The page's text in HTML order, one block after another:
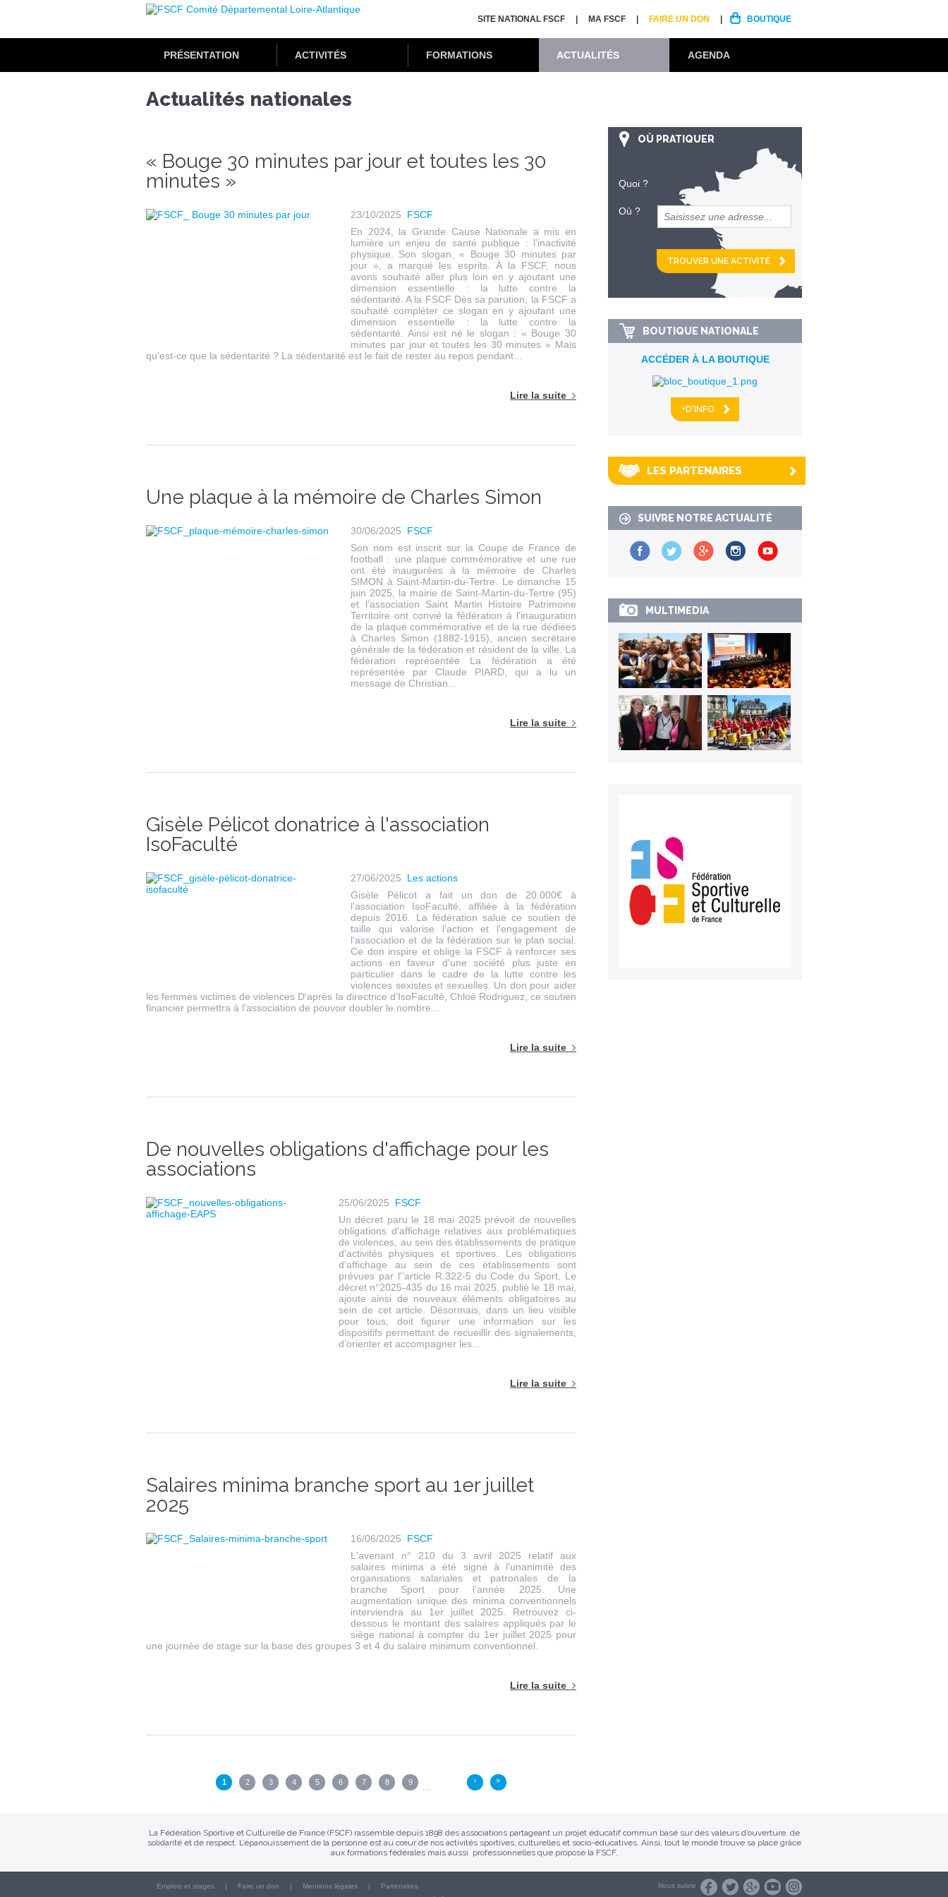
principal
SITE NATIONAL FSCF MA FSCF FAIRE UN DON BOUTIQUE
PRÉSENTATION ACTIVITÉS FORMATIONS ACTUALITÉS AGENDA
Actualités nationales
« Bouge 30 minutes par jour et toutes les 30
minutes »
23/10/2025
FSCF
En 2024, la Grande Cause Nationale a mis en
lumière un enjeu de santé publique : l’inactivité
physique. Son slogan, « Bouge 30 minutes par
jour », a marqué les esprits. À la FSCF, nous
avons souhaité aller plus loin en y ajoutant une
dimension essentielle : la lutte contre la
sédentarité. A la FSCF Dès sa parution, la FSCF a
souhaité compléter ce slogan en y ajoutant une
dimension essentielle : la lutte contre la
sédentarité. Ainsi est né le slogan : « Bouge 30
minutes par jour et toutes les 30 minutes » Mais
qu’est-ce que la sédentarité ? La sédentarité est le fait de rester au repos pendant...
Lire la suite
Une plaque à la mémoire de Charles Simon
30/06/2025
FSCF
Son nom est inscrit sur la Coupe de France de
football : une plaque commémorative et une rue
ont été inaugurées à la mémoire de Charles
SIMON à Saint-Martin-du-Tertre. Le dimanche 15
juin 2025, la mairie de Saint-Martin-du-Tertre (95)
et l’association Saint Martin Histoire Patrimoine
Territoire ont convié la fédération à l'inauguration
de la plaque commémorative et de la rue dédiées
à Charles Simon (1882-1915), ancien secrétaire
générale de la fédération et résident de la ville. La
fédération représentée La fédération a été
représentée par Claude PIARD, qui a lu un
message de Christian...
Lire la suite
Gisèle Pélicot donatrice à l'association
IsoFaculté
27/06/2025
Les actions
Gisèle Pélicot a fait un don de 20.000€ à
l'association IsoFaculté, affiliée à la fédération
depuis 2016. La fédération salue ce soutien de
taille qui valorise l'action et l'engagement de
l'association et de la fédération sur le plan social.
Ce don inspire et oblige la FSCF à renforcer ses
actions en faveur d'une société plus juste en
particulier dans le cadre de la lutte contre les
violences sexistes et sexuelles. Un don pour aider
les femmes victimes de violences D'après la directrice d'IsoFaculté, Chloé Rodriguez, ce soutien
financier permettra à l'association de pouvoir doubler le nombre...
Lire la suite
De nouvelles obligations d'affichage pour les
associations
25/06/2025
FSCF
Un décret paru le 18 mai 2025 prévoit de nouvelles
obligations d'affichage relatives aux problématiques
de violences, au sein des établissements de pratique
d'activités physiques et sportives. Les obligations
d'affichage au sein de ces établissements sont
prévues par l'’article R.322-5 du Code du Sport. Le
décret n°2025-435 du 16 mai 2025, publié le 18 mai,
ajoute ainsi de nouveaux éléments obligatoires au
sein de cet article. Désormais, dans un lieu visible
pour tous, doit figurer une information sur les
dispositifs permettant de recueillir des signalements,
d’orienter et accompagner les...
Lire la suite
Salaires minima branche sport au 1er juillet
2025
16/06/2025
FSCF
L'avenant n° 210 du 3 avril 2025 relatif aux
salaires minima a été signé à l'unanimité des
organisations salariales et patronales de la
branche Sport pour l’année 2025. Une
augmentation unique des minima conventionnels
interviendra au 1er juillet 2025. Retrouvez ci-
dessous le montant des salaires appliqués par le
siège national à compter du 1er juillet 2025 pour
une journée de stage sur la base des groupes 3 et 4 du salaire minimum conventionnel.
Lire la suite
1 2 3 4 5 6 7 8 9 › »
OÙ PRATIQUER
Quoi ?
Où ?
et
km alentour
BOUTIQUE NATIONALE
ACCÉDER À LA BOUTIQUE
+D'INFO
LES PARTENAIRES
SUIVRE NOTRE ACTUALITÉ
MULTIMEDIA
La Fédération Sportive et Culturelle de France (FSCF) rassemble depuis 1898 des associations partageant un projet éducatif commun basé sur des valeurs d’ouverture, de
solidarité et de respect. L’épanouissement de la personne est au cœur de nos activités sportives, culturelles et socio-éducatives. Ainsi, tout le monde trouve sa place grâce
aux formations fédérales mais aussi professionnelles que propose la FSCF.
Emplois et stages Faire un don Mentions légales Partenaires
Nous suivre